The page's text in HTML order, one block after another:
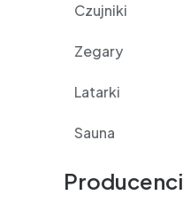
Czujniki
Zegary
Latarki
Sauna
Producenci